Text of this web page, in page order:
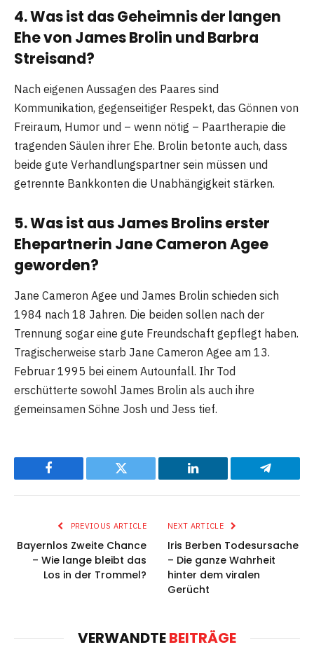
4. Was ist das Geheimnis der langen
Ehe von James Brolin und Barbra
Streisand?
Nach eigenen Aussagen des Paares sind
Kommunikation, gegenseitiger Respekt, das Gönnen von
Freiraum, Humor und – wenn nötig – Paartherapie die
tragenden Säulen ihrer Ehe. Brolin betonte auch, dass
beide gute Verhandlungspartner sein müssen und
getrennte Bankkonten die Unabhängigkeit stärken.
5. Was ist aus James Brolins erster
Ehepartnerin Jane Cameron Agee
geworden?
Jane Cameron Agee und James Brolin schieden sich
1984 nach 18 Jahren. Die beiden sollen nach der
Trennung sogar eine gute Freundschaft gepflegt haben.
Tragischerweise starb Jane Cameron Agee am 13.
Februar 1995 bei einem Autounfall. Ihr Tod
erschütterte sowohl James Brolin als auch ihre
gemeinsamen Söhne Josh und Jess tief.
Facebook Twitter LinkedIn Telegram
PREVIOUS ARTICLE
Bayernlos Zweite Chance
– Wie lange bleibt das
Los in der Trommel?
NEXT ARTICLE
Iris Berben Todesursache
– Die ganze Wahrheit
hinter dem viralen
Gerücht
VERWANDTEBEITRÄGE